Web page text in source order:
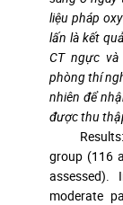
liệu pháp
lấn là kết
CT ngực
phòng thí
nhiên để
được thu
Results:
group (116
moderate